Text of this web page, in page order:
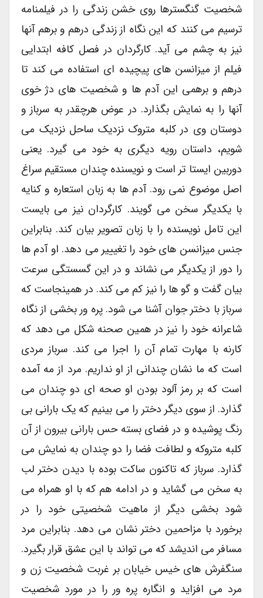
شخصیت گنگسترها روی خشن زندگی را در فیلمنامه
ترسیم می کنند که این نگاه از زندگی درهم و برهم آنها
نیز به چشم می آید. کارگردان در فصل کافه ابتدایی
فیلم از میزانسن های پیچیده ای استفاده می کند تا
درهم و برهمی این آدم ها و شخصیت های دژ خوی
آنها را به نمایش بگذارد. در عوض هرچقدر به سرباز و
دوستان وی در کلبه متروک نزدیک ساحل نزدیک می
شویم، داستان رویه دیگری به خود می گیرد. یعنی
دوربین ایستا تر است و نویسنده چندان مستقیم سراغ
اصل موضوع نمی رود. آدم ها به زبان استعاره و کنایه
با یکدیگر سخن می گویند. کارگردان نیز می بایست
این تامل نویسنده را با زبان تصویر بیان کند. بنابراین
جنس میزانسن های خود را تغیییر می دهد. او آدم ها
را دور از یکدیگر می نشاند و در این گسستگی سرعت
بیان گفت و گو ها را نیز کم می کند. در همینجاست که
سرباز با دختر جوان آشنا می شود. پره ور بخشی از نگاه
شاعرانه خود را نیز در همین صحنه شکل می دهد که
کارنه با مهارت تمام آن را اجرا می کند. سرباز مردی
است که ما نشان چندانی از او نداریم. مرد از مه آمده
است که بر رمز آلود بودن او صحه ای دو چندان می
گذارد. از سوی دیگر دختر را می بینیم که یک بارانی بی
رنگ پوشیده و در فضای بسته حس بارانی بیرون از آن
کلبه متروکه و لطافت فضا را دو چندان به نمایش می
گذارد. سرباز که تاکنون ساکت بوده با دیدن دختر لب
به سخن می گشاید و در ادامه هم که با او همراه می
شود بخشی دیگر از ماهیت شخصیتی خود را در
برخورد با مزاحمین دختر نشان می دهد. بنابراین مرد
مسافر می اندیشد که می تواند با این عشق قرار بگیرد.
سنگفرش های خیس خیابان بر غربت شخصیت زن و
مرد می افزاید و انگاره پره ور را در مورد شخصیت